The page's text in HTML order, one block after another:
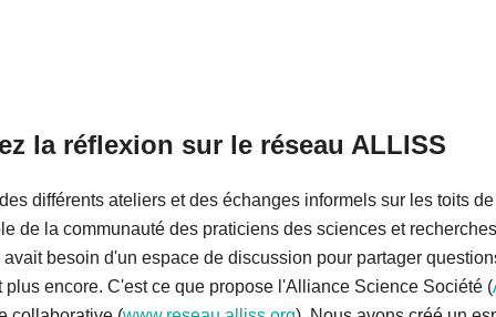
la réflexion sur le réseau ALLISS
différents ateliers et des échanges informels sur les toits
de la communauté des praticiens des sciences et
besoin d'un espace de discussion pour partager
plus encore. C'est ce que propose l'Alliance Science Société (